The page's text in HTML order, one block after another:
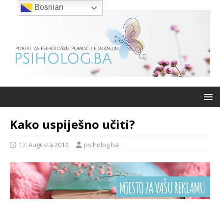
Kako uspiješno učiti?
17. Augusta 2012. psiholog.ba
Bosnian